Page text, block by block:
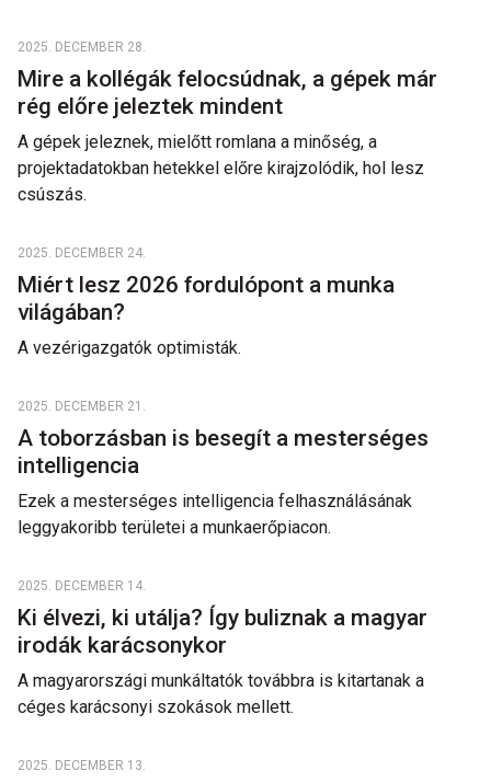
2025. DECEMBER 28.
Mire a kollégák felocsúdnak, a gépek már
rég előre jeleztek mindent
A gépek jeleznek, mielőtt romlana a minőség, a
projektadatokban hetekkel előre kirajzolódik, hol lesz
csúszás.
2025. DECEMBER 24.
Miért lesz 2026 fordulópont a munka
világában?
A vezérigazgatók optimisták.
2025. DECEMBER 21.
A toborzásban is besegít a mesterséges
intelligencia
Ezek a mesterséges intelligencia felhasználásának
leggyakoribb területei a munkaerőpiacon.
2025. DECEMBER 14.
Ki élvezi, ki utálja? Így buliznak a magyar
irodák karácsonykor
A magyarországi munkáltatók továbbra is kitartanak a
céges karácsonyi szokások mellett.
2025. DECEMBER 13.